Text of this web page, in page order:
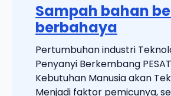
Sampah bahan
berbahaya
Pertumbuhan industri
Penyanyi Berkembang
Kebutuhan Manusia akan
Menjadi faktor pemicunya,